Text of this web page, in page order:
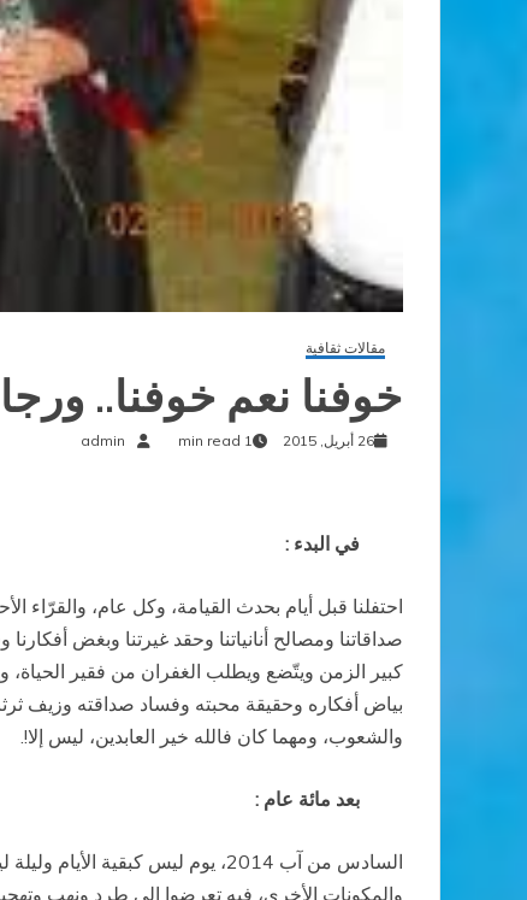
مقالات ثقافية
خوفنا نعم خوفنا..
26 أبريل, 2015 1 min read
admin
في البدء :
احتفلنا قبل أيام بحدث القيامة، وكل عام، والقرّاء
كبير الزمن ويتّضع ويطلب الغفران من فقير
بياض أفكاره وحقيقة محبته وفساد صداقته وزيف
والشعوب، ومهما كان فالله خير العابدين، ليس إلا!.
بعد مائة عام :
السادس من آب 2014، يوم ليس